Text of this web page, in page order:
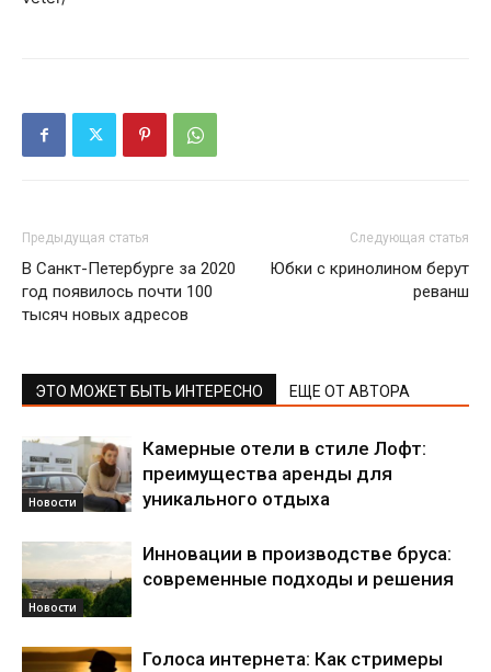
Предыдущая статья
В Санкт-Петербурге за 2020
год появилось почти 100
тысяч новых адресов
Следующая статья
Юбки с кринолином берут
реванш
ЭТО МОЖЕТ БЫТЬ ИНТЕРЕСНО ЕЩЕ ОТ АВТОРА
Новости
Камерные отели в стиле Лофт:
преимущества аренды для
уникального отдыха
Новости
Инновации в производстве бруса:
современные подходы и решения
Голоса интернета: Как стримеры